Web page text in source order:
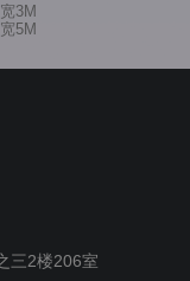
3M
5M
三2楼206室